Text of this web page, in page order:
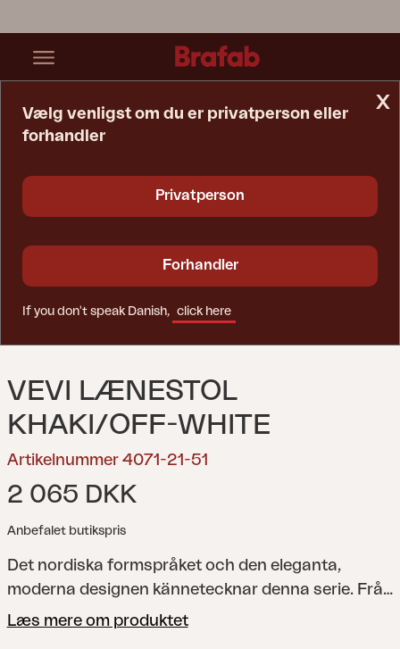
VEVI LÆNESTOL
KHAKI/OFF-WHITE
Artikelnummer 4071-21-51
2 065 DKK
Anbefalet butikspris
Det nordiska formspråket och den eleganta,
moderna designen kännetecknar denna serie. Från
det generösa matbordet med plats för familj och
Læs mere om produktet
x
Vælg venligst om du er privatperson eller
forhandler
Privatperson
Forhandler
If you don't speak Danish, click here